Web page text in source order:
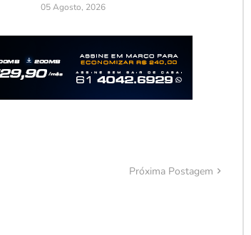
05 Agosto, 2026
Próxima Postagem